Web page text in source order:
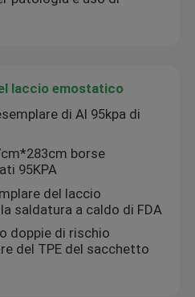
laccio emostatico
di AI 95kpa di
borse
95KPA
del laccio
saldatura a caldo di FDA
doppie di rischio
del TPE del sacchetto